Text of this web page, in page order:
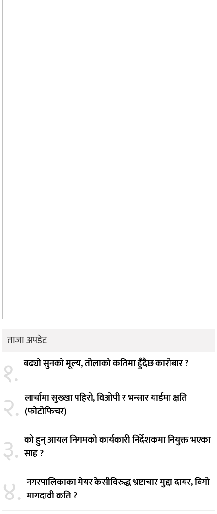
ताजा अपडेट
१. बढ्यो सुनको मूल्य, तोलाको कतिमा हुँदैछ कारोबार ?
२. लार्चामा सुख्खा पहिरो, विओपी र भन्सार यार्डमा क्षति
(फोटोफिचर)
३. को हुन् आयल निगमको कार्यकारी निर्देशकमा नियुक्त भएका
साह ?
४. नगरपालिकाका मेयर केसीविरुद्ध भ्रष्टाचार मुद्दा दायर, बिगो
मागदावी कति ?